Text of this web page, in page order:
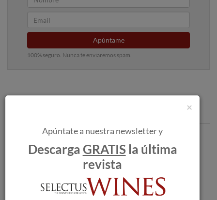
Apúntame
100% seguro. Nunca te enviaremos spam.
Pazo de San Mauro celebra el Día de
Galicia con Sanamaro: la esencia
embotellada de sus viñedos históricos.
Familia Torres acoge la primera
demostración del tractor eléctrico y
×
Apúntate a nuestra newsletter y
DescargaGRATIS la última
revista